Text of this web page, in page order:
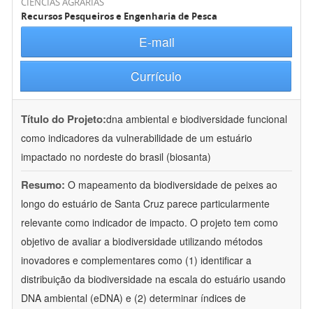
Recursos Pesqueiros e Engenharia de Pesca
E-mail
Currículo
Título do Projeto:dna ambiental e biodiversidade funcional
como indicadores da vulnerabilidade de um estuário
impactado no nordeste do brasil (biosanta)
Resumo: O mapeamento da biodiversidade de peixes ao
longo do estuário de Santa Cruz parece particularmente
relevante como indicador de impacto. O projeto tem como
objetivo de avaliar a biodiversidade utilizando métodos
inovadores e complementares como (1) identificar a
distribuição da biodiversidade na escala do estuário usando
DNA ambiental (eDNA) e (2) determinar índices de